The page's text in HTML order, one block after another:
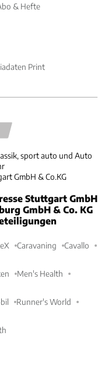
& Hefte
Print
sport auto und Auto
GmbH & Co.KG
Stuttgart GmbH
GmbH & Co. KG
Caravaning Cavallo
Men's Health
Runner's World